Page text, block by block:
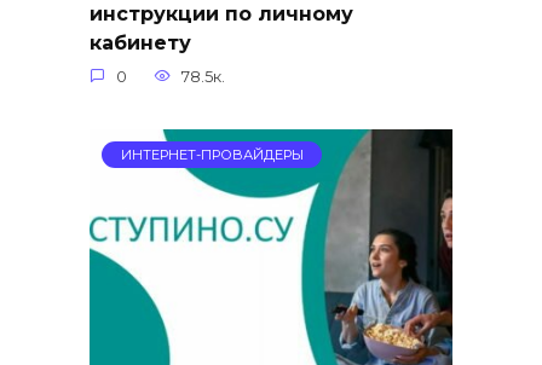
инструкции по личному
кабинету
0 78.5к.
ИНТЕРНЕТ-ПРОВАЙДЕРЫ